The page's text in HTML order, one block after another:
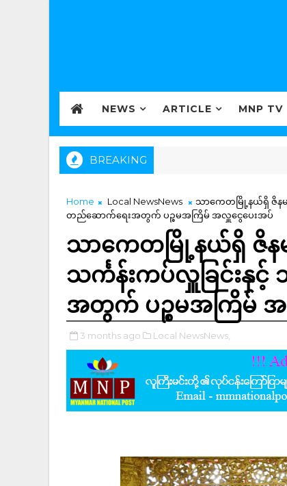
NEWS ARTICLE MNP TV
BREAKING
Home Local NewsNews
သာကေတမြို့နယ်ရှိ ဇိနမ
တည်ဆောက်ရေးအတွက် ပဉ္စမအကြိမ် အလှူငွေပေးအပ်
သာကေတမြို့နယ်ရှိ ဇိန
သင်္ကန်းကပ်လှူခြင်းနှ
အတွက် ပဉ္စမအကြိမ်
3 months ago Local NewsNews,